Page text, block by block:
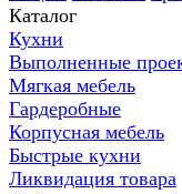
Каталог
Кухни
Выполненные
Мягкая мебель
Гардеробные
Корпусная мебель
Быстрые кухни
Ликвидация товара